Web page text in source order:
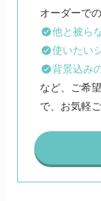
他と被ら
使いたい
背景込み
など、ご希
で、お気軽